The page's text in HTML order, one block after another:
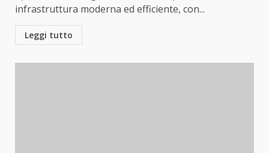
infrastruttura moderna ed efficiente, con...
Leggi tutto